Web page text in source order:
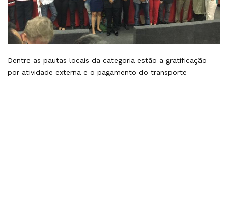
Dentre as pautas locais da categoria estão a gratificação
por atividade externa e o pagamento do transporte